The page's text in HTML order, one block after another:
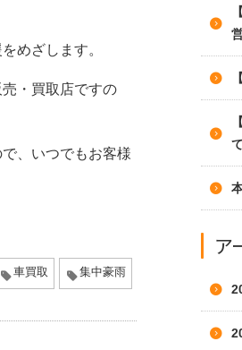
めざします。
・買取店ですの
、いつでもお客様
車買取 集中豪雨
て
ア